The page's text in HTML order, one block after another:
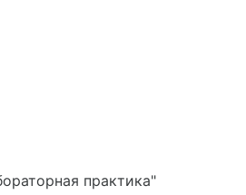
практика"